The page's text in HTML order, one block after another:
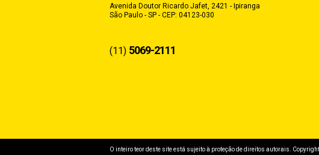
Avenida Doutor Ricardo Jafet, 2421 - Ipiranga
São Paulo - SP - CEP: 04123-030
(11) 5069-2111
O inteiro teor deste site está sujeito à proteção de direitos autorais. Copyright